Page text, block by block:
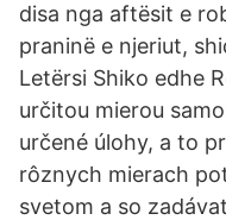
disa nga aftësit e
praninë e njeriut,
Letërsi Shiko edhe
určitou mierou
určené úlohy, a to
rôznych mierach
svetom a so